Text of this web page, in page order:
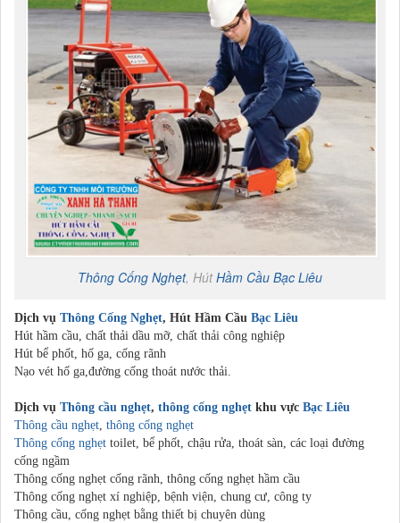
Thông Cống Nghẹt, HútHầm Cầu Bạc Liêu
Dịch vụ Thông Cống Nghẹt, Hút Hầm Cầu Bạc Liêu
Hút hầm cầu, chất thải dầu mỡ, chất thải công nghiệp
Hút bể phốt, hố ga, cống rãnh
Nạo vét hố ga,đường cống thoát nước thải.
Dịch vụ Thông cầu nghẹt, thông cống nghẹt khu vực Bạc Liêu
Thông cầu nghẹt, thông cống nghẹt
Thông cống nghẹt toilet, bể phốt, chậu rửa, thoát sàn, các loại đường
cống ngầm
Thông cống nghẹt cống rãnh, thông cống nghẹt hầm cầu
Thông cống nghẹt xí nghiệp, bệnh viện, chung cư, công ty
Thông cầu, cống nghẹt bằng thiết bị chuyên dùng